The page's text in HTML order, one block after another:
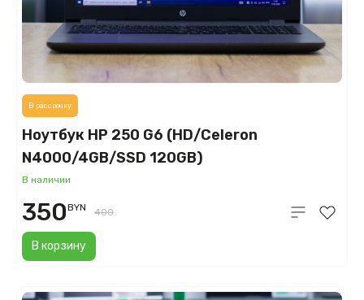
Ноутбук HP 250 G6 (HD/Celeron
N4000/4GB/SSD 120GB)
В наличии
В корзину
В рассрочку
350BYN 400